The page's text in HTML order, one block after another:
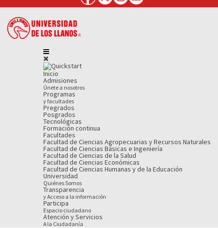
Inicio
Admisiones
Únete a nosotros
Programas
y facultades
Pregrados
Posgrados
Tecnológicas
Formación continua
Facultades
Facultad de Ciencias Agropecuarias y Recursos Naturales
Facultad de Ciencias Básicas e Ingeniería
Facultad de Ciencias de la Salud
Facultad de Ciencias Económicas
Facultad de Ciencias Humanas y de la Educación
Universidad
Quiénes Somos
Transparencia
y Acceso a la información
Participa
Espacio ciudadano
Atención y Servicios
A la Ciudadanía